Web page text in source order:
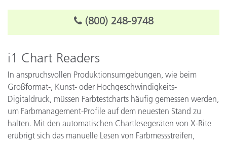
(800) 248-9748
i1 Chart Readers
In anspruchsvollen Produktionsumgebungen, wie beim
Großformat-, Kunst- oder Hochgeschwindigkeits-
Digitaldruck, müssen Farbtestcharts häufig gemessen werden,
um Farbmanagement-Profile auf dem neuesten Stand zu
halten. Mit den automatischen Chartlesegeräten von X-Rite
erübrigt sich das manuelle Lesen von Farbmessstreifen,